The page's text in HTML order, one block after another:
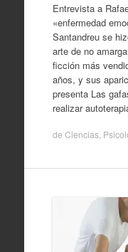
Entrevista a
«enfermedad
Santandreu se
arte de no
ficción más
años, y sus
presenta Las
realizar
de Ciencias,